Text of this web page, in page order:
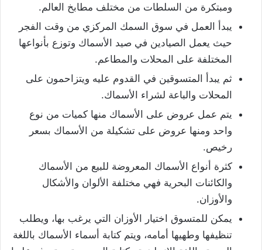
ومبتكرة من السلطات من مختلف مطابخ العالم.
يبدأ العمل في سوق السمك المركزي من وقت الفجر
حيث يعمل الصيادين في صيد الأسماك وتوزع بأنواعها
المختلفة على المحلات والمطاعم.
ثم يبدأ المتسوقين في القدوم عليه ويتزاحمون على
المحلات والباعة لشراء الأسماك.
يتم عمل عروض على الأسماك منها كميات من نوع
واحد ومنها عروض على تشكيلة من الأسماك بسعر
رخيص.
كثرة أنواع الأسماك المعروضة للبيع من الأسماك
والكائنات البحرية فهي مختلفة الألوان والأشكال
والأوزان.
يمكن للمتسوق اختيار الأوزان التي يرغب بها، ويطلب
تنظيفها وطهيها أمامه، ويتم كتابة أسماء الأسماك باللغة